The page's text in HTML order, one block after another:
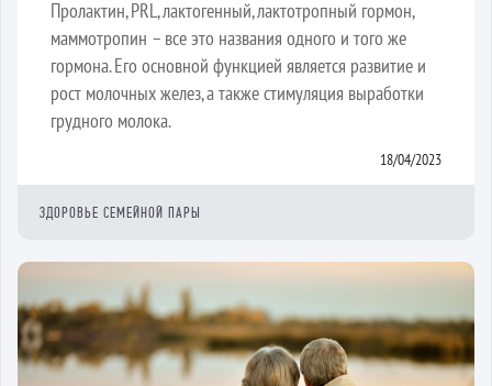
Пролактин, PRL, лактогенный, лактотропный гормон,
маммотропин – все это названия одного и того же
гормона. Его основной функцией является развитие и
рост молочных желез, а также стимуляция выработки
грудного молока.
18/04/2023
ЗДОРОВЬЕ СЕМЕЙНОЙ ПАРЫ